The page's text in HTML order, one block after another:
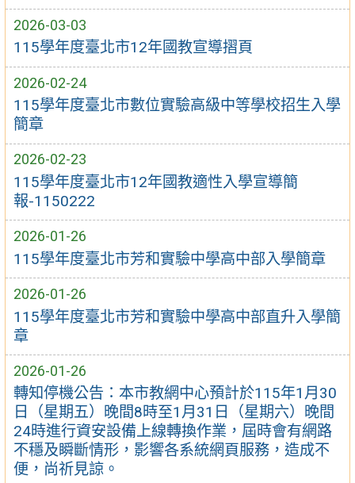
2026-03-03
115學年度臺北市12年國教宣導摺頁
2026-02-24
115學年度臺北市數位實驗高級中等學校招生入學
簡章
2026-02-23
115學年度臺北市12年國教適性入學宣導簡
報-1150222
2026-01-26
115學年度臺北市芳和實驗中學高中部入學簡章
2026-01-26
115學年度臺北市芳和實驗中學高中部直升入學簡
章
2026-01-26
轉知停機公告：本市教網中心預計於115年1月30
日（星期五）晚間8時至1月31日（星期六）晚間
24時進行資安設備上線轉換作業，屆時會有網路
不穩及瞬斷情形，影響各系統網頁服務，造成不
便，尚祈見諒。